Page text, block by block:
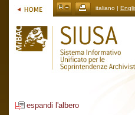
italiano |
espandi l'albero